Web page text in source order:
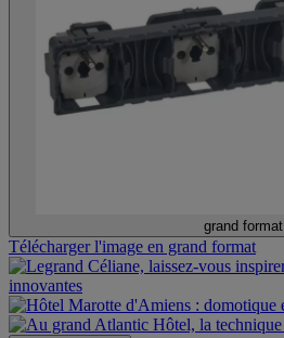
grand format
Télécharger l'image en grand format